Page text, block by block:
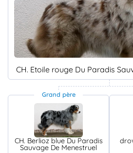
CH. Etoile rouge Du Paradis
Grand père
CH. Berlioz blue Du Paradis
Sauvage De Menestruel